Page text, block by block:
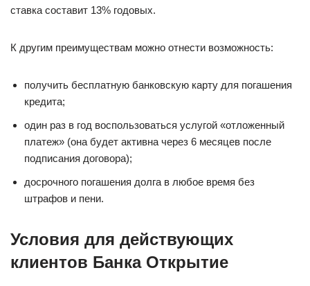
ставка составит 13% годовых.
К другим преимуществам можно отнести возможность:
получить бесплатную банковскую карту для погашения
кредита;
один раз в год воспользоваться услугой «отложенный
платеж» (она будет активна через 6 месяцев после
подписания договора);
досрочного погашения долга в любое время без
штрафов и пени.
Условия для действующих
клиентов Банка Открытие